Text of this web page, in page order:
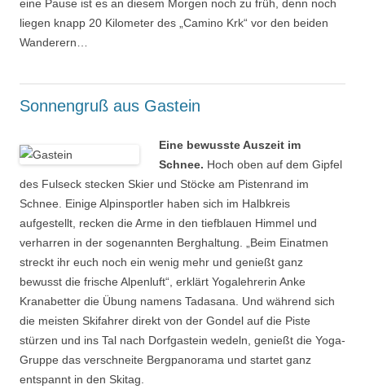
eine Pause ist es an diesem Morgen noch zu früh, denn noch
liegen knapp 20 Kilometer des „Camino Krk“ vor den beiden
Wanderern…
Sonnengruß aus Gastein
Eine bewusste Auszeit im
Schnee. Hoch oben auf dem Gipfel
des Fulseck stecken Skier und Stöcke am Pistenrand im
Schnee. Einige Alpinsportler haben sich im Halbkreis
aufgestellt, recken die Arme in den tiefblauen Himmel und
verharren in der sogenannten Berghaltung. „Beim Einatmen
streckt ihr euch noch ein wenig mehr und genießt ganz
bewusst die frische Alpenluft“, erklärt Yogalehrerin Anke
Kranabetter die Übung namens Tadasana. Und während sich
die meisten Skifahrer direkt von der Gondel auf die Piste
stürzen und ins Tal nach Dorfgastein wedeln, genießt die Yoga-
Gruppe das verschneite Bergpanorama und startet ganz
entspannt in den Skitag.